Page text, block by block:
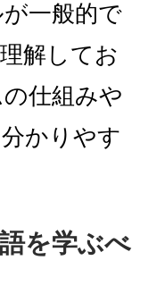
一般的で
解してお
仕組みや
かりやす
を学ぶべ